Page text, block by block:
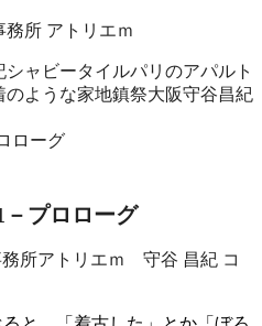
所 アトリエｍ
シャビータイルパリのアパルト
のような家地鎮祭大阪守谷昌紀
－プロローグ
務所アトリエｍ 守谷 昌紀 コ